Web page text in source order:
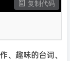
复制代码
、趣味的台词、